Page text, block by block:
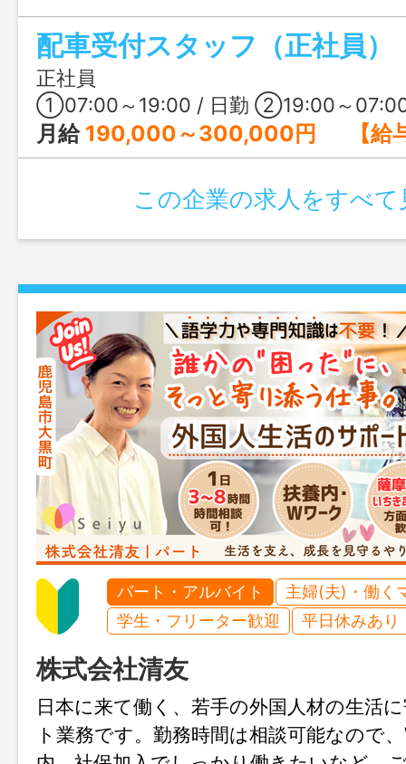
で相談しやすい環境です。お客様や乗務
がとう」が届く、やりがいあるお仕事。
かり研修があるので安心です！地元を支
て活躍しませんか？【夜間専従と日勤の
バイトも同時募集中！】
配車受付スタッフ（正社員）
正社員
①07:00～19:00 / 日勤 ②19:00～07:00 / 夜勤 ※①②を4
月給 190,000～300,000円 【給与内訳】 基本給：179,000～220,000円 深夜手当：8,000～
この企業の求人をすべて
パート・アルバイト
主婦(夫)・働く
学生・フリーター歓迎
平日休みあり
株式会社清友
日本に来て働く、若手の外国人材の生活
ト業務です。勤務時間は相談可能なので